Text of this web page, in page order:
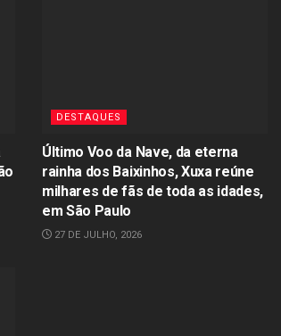
DESTAQUES
Último Voo da Nave, da eterna
rainha dos Baixinhos, Xuxa reúne
milhares de fãs de toda as idades,
em São Paulo
27 DE JULHO, 2026